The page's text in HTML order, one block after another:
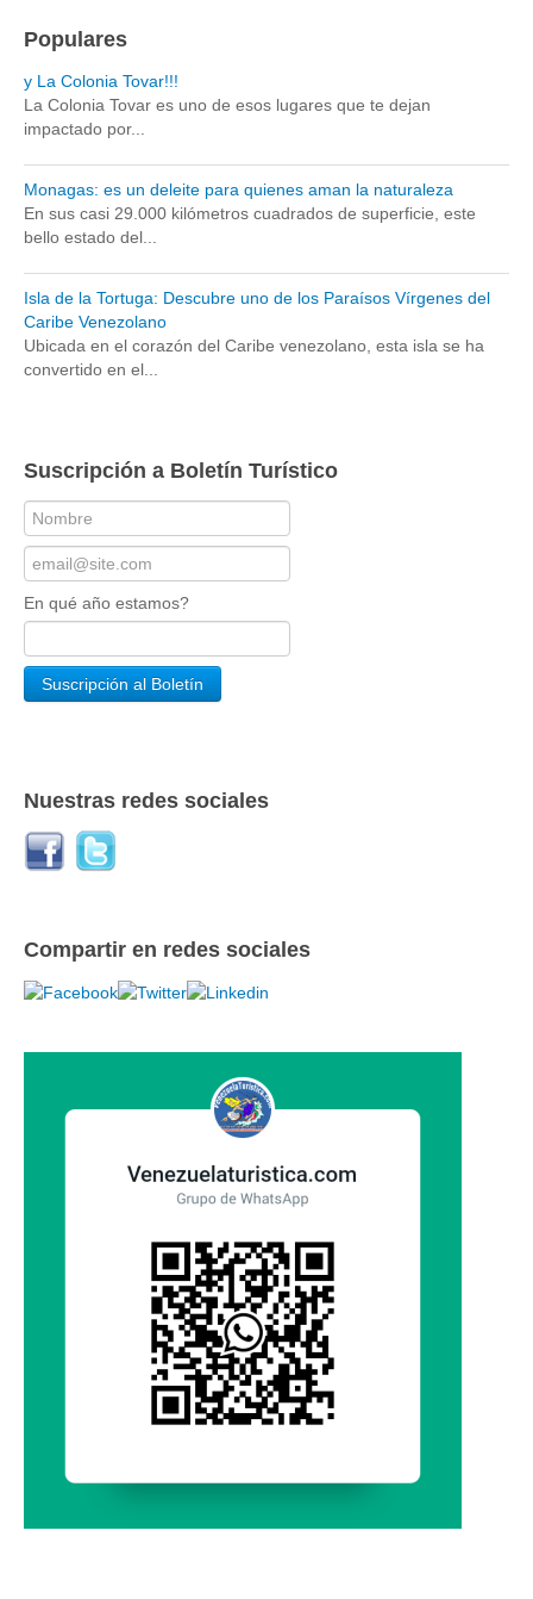
Populares
y La Colonia Tovar!!!
La Colonia Tovar es uno de esos lugares que te dejan
impactado por...
Monagas: es un deleite para quienes aman la naturaleza
En sus casi 29.000 kilómetros cuadrados de superficie, este
bello estado del...
Isla de la Tortuga: Descubre uno de los Paraísos Vírgenes del
Caribe Venezolano
Ubicada en el corazón del Caribe venezolano, esta isla se ha
convertido en el...
Suscripción a Boletín Turístico
En qué año estamos?
Nuestras redes sociales
Compartir en redes sociales